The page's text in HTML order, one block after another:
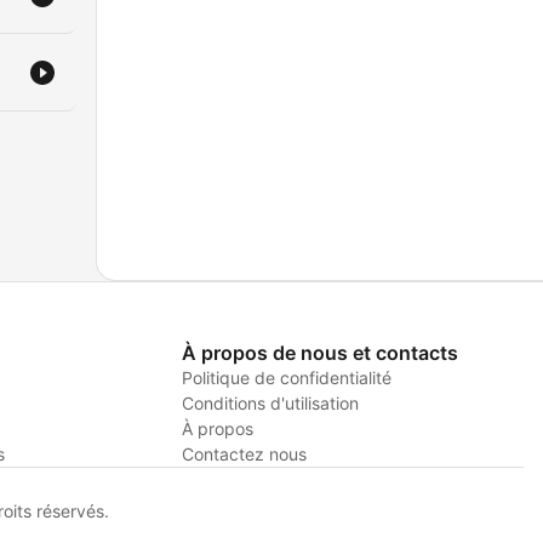
À propos de nous et contacts
Politique de confidentialité
Conditions d'utilisation
À propos
Contactez nous
réservés.